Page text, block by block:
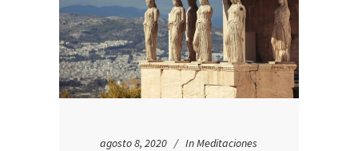
agosto 8, 2020 InMeditaciones